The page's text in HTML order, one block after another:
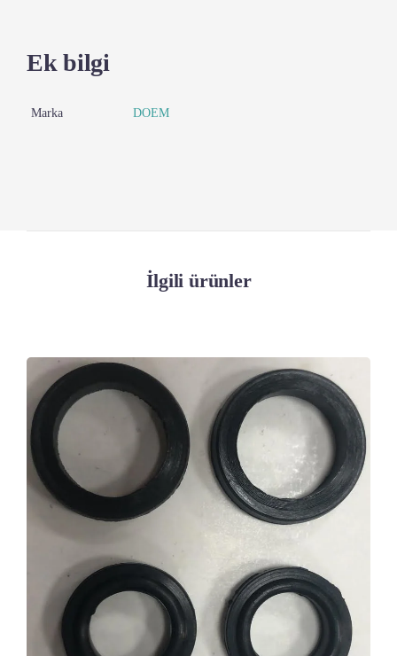
Ek bilgi
Marka DOEM
İlgili ürünler